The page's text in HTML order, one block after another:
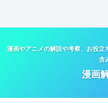
漫画やアニメの解説や考察、お役
含
漫画